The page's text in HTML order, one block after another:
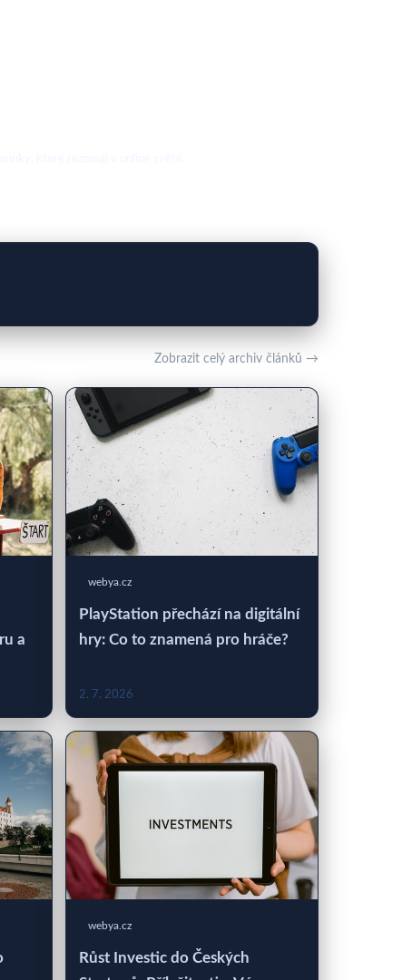
Zobrazit celý archiv článků →
a
webya.cz
PlayStation přechází na digitální
hry: Co to znamená pro hráče?
2. 7. 2026
webya.cz
Růst Investic do Českých